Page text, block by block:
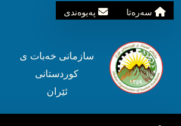
سه‌ره‌تا په‌یوه‌ندی
سازمانی خه‌بات ی
کوردستانی
ئێران